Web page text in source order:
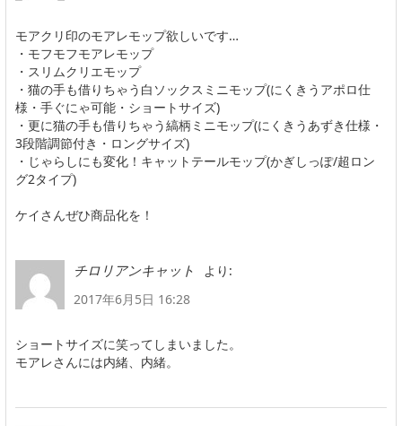
モアクリ印のモアレモップ欲しいです…
・モフモフモアレモップ
・スリムクリエモップ
・猫の手も借りちゃう白ソックスミニモップ(にくきうアポロ仕
様・手ぐにゃ可能・ショートサイズ)
・更に猫の手も借りちゃう縞柄ミニモップ(にくきうあずき仕様・
3段階調節付き・ロングサイズ)
・じゃらしにも変化！キャットテールモップ(かぎしっぽ/超ロン
グ2タイプ)
ケイさんぜひ商品化を！
チロリアンキャット
より:
2017年6月5日 16:28
ショートサイズに笑ってしまいました。
モアレさんには内緒、内緒。